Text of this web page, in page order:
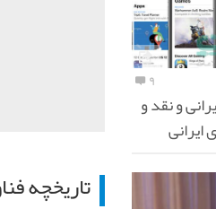
تاریخچه
۹
و نقد و